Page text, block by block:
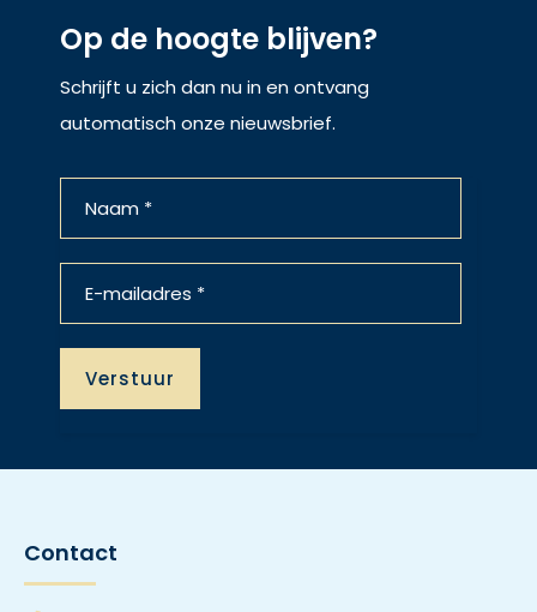
Op de hoogte blijven?
Schrijft u zich dan nu in en ontvang
automatisch onze nieuwsbrief.
Contact